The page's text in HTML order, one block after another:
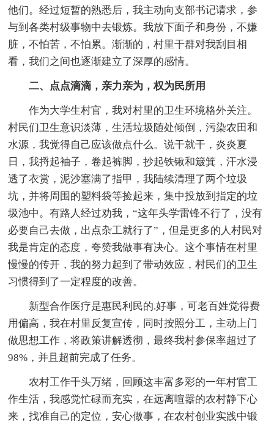
他们。经过短暂的熟悉后，我主动向支部书记请求，参
与到各类村级事物中去锻炼。我放下面子和身份，不嫌
脏，不怕苦，不怕累。渐渐的，村里干群对我刮目相
看，我们之间也逐渐建立了深厚的感情。
二、点点滴滴，亲力亲为，权为民所用
作为大学生村官，我对村里的卫生环境格外关注。
村民们卫生意识淡薄，生活垃圾随处倾倒，污染农田和
水源，我觉得自己应该做点什么。说干就干，炎炎夏
日，我捋起袖子，卷起裤脚，抄起铁锹和簸箕，汗水浸
透了衣赏，泥沙塞满了指甲，我陆续清理了两个垃圾
坑，并将周围的塑料袋等捡起来，集中投放到指定的垃
圾池中。有路人经过劝我，“这年头学雷锋不行了，没有
必要自己去做，出点杂工就行了”，但是更多的人村民对
我是肯定的态度，夸赞我做事有决心。这个事情在村里
慢慢的传开，我的努力起到了带动效应，村民们的卫生
习惯得到了一定程度的改善。
新型合作医疗是惠民利民的.好事，可老百姓觉得费
用偏高，我在村里反复宣传，同时按照分工，主动上门
做思想工作，将政策讲解透彻，最终我村参保率超过了
98%，并且超前完成了任务。
农村工作千头万绪，回顾这丰富多彩的一年村官工
作生活，我感觉忙碌而充实，在远离喧嚣的农村静下心
来，找准自己的定位，安心做事，在农村创业实践中锻